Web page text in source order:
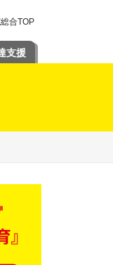
合TOP
支援